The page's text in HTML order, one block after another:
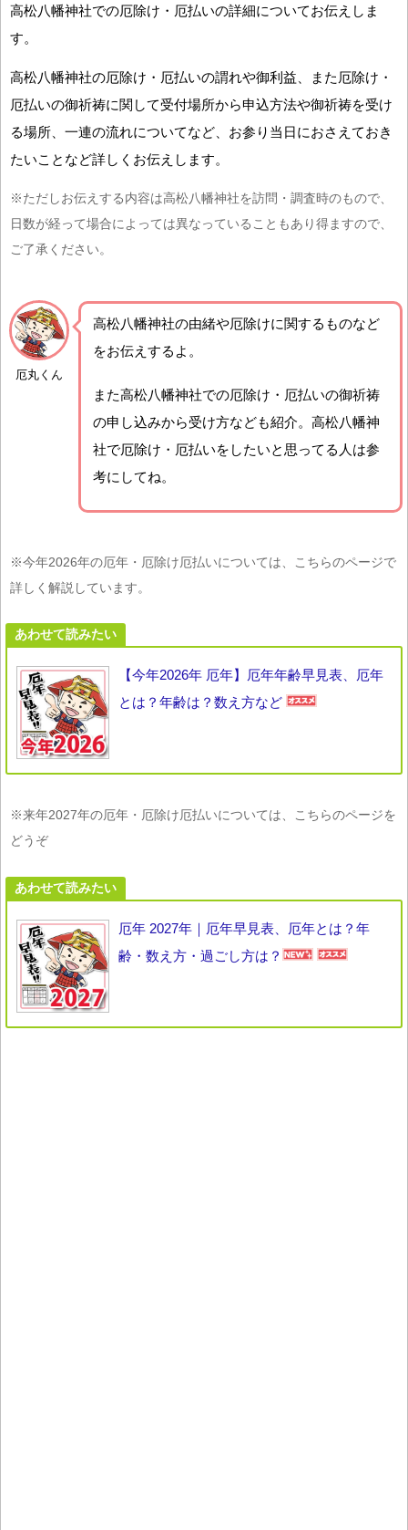
高松八幡神社での厄除け・厄払いの詳細についてお伝えしま
す。
高松八幡神社の厄除け・厄払いの謂れや御利益、また厄除け・
厄払いの御祈祷に関して受付場所から申込方法や御祈祷を受け
る場所、一連の流れについてなど、お参り当日におさえておき
たいことなど詳しくお伝えします。
※ただしお伝えする内容は高松八幡神社を訪問・調査時のもので、
日数が経って場合によっては異なっていることもあり得ますので、
ご了承ください。
厄丸くん
高松八幡神社の由緒や厄除けに関するものなど
をお伝えするよ。
また高松八幡神社での厄除け・厄払いの御祈祷
の申し込みから受け方なども紹介。高松八幡神
社で厄除け・厄払いをしたいと思ってる人は参
考にしてね。
※今年2026年の厄年・厄除け厄払いについては、こちらのページで
詳しく解説しています。
あわせて読みたい
【今年2026年 厄年】厄年年齢早見表、厄年
とは？年齢は？数え方など
※来年2027年の厄年・厄除け厄払いについては、こちらのページを
どうぞ
あわせて読みたい
厄年 2027年｜厄年早見表、厄年とは？年
齢・数え方・過ごし方は？